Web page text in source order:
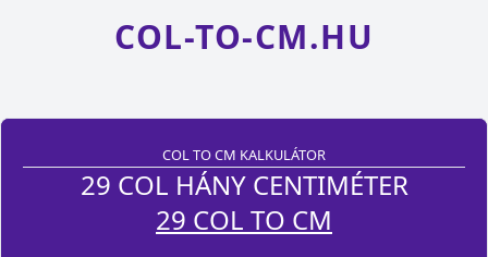
COL-TO-CM.HU
COL TO CM KALKULÁTOR
29 COL HÁNY CENTIMÉTER
29 COL TO CM